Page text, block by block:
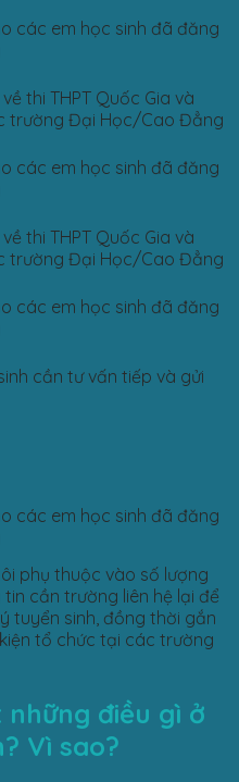
các em học sinh đã đăng
thi THPT Quốc Gia và
trường Đại Học/Cao Đẳng
các em học sinh đã đăng
thi THPT Quốc Gia và
trường Đại Học/Cao Đẳng
các em học sinh đã đăng
cần tư vấn tiếp và gửi
các em học sinh đã đăng
phụ thuộc vào số lượng
cần trường liên hệ lại để
tuyển sinh, đồng thời gắn
tổ chức tại các trường
điều gì ở
Vì sao?